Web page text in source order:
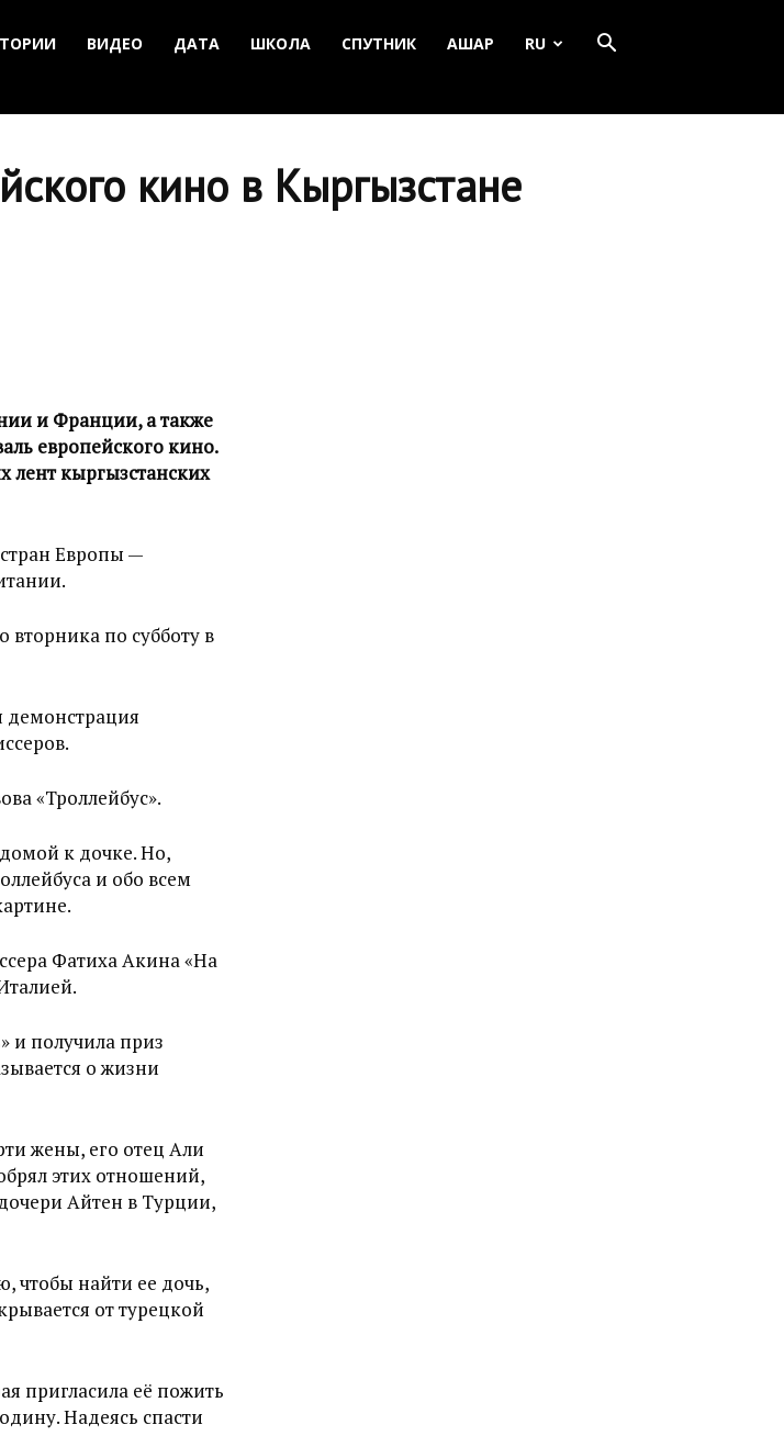
ВИДЕО ДАТА ШКОЛА СПУТНИК АШАР RU
кино в Кыргызстане
и Франции, а также
европейского кино.
лент кыргызстанских
Европы —
по субботу в
демонстрация
«Троллейбус».
к дочке. Но,
и обо всем
Фатиха Акина «На
и получила приз
о жизни
жены, его отец Али
этих отношений,
Айтен в Турции,
чтобы найти ее дочь,
от турецкой
пригласила её пожить
Надеясь спасти